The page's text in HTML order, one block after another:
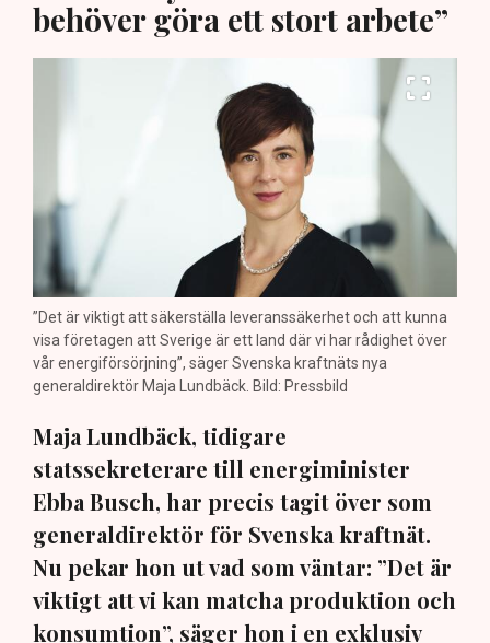
behöver göra ett stort arbete”
”Det är viktigt att säkerställa leveranssäkerhet och att kunna
visa företagen att Sverige är ett land där vi har rådighet över
vår energiförsörjning”, säger Svenska kraftnäts nya
generaldirektör Maja Lundbäck. Bild: Pressbild
Maja Lundbäck, tidigare
statssekreterare till energiminister
Ebba Busch, har precis tagit över som
generaldirektör för Svenska kraftnät.
Nu pekar hon ut vad som väntar: ”Det är
viktigt att vi kan matcha produktion och
konsumtion”, säger hon i en exklusiv